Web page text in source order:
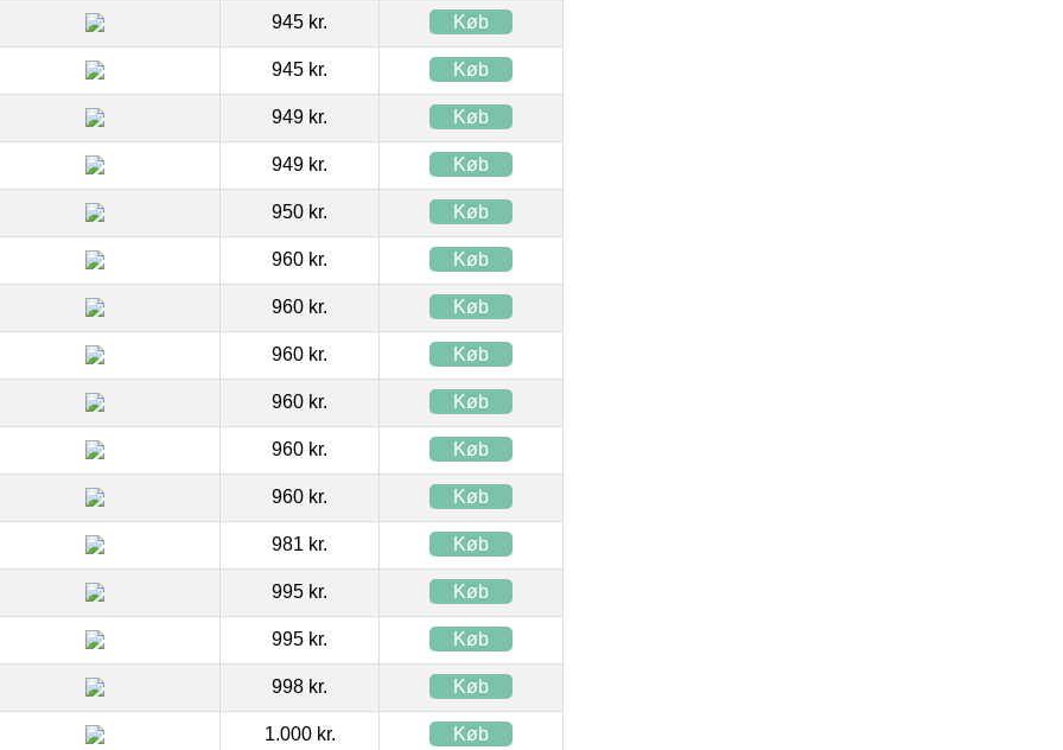
945 kr. Køb
945 kr. Køb
949 kr. Køb
949 kr. Køb
950 kr. Køb
960 kr. Køb
960 kr. Køb
960 kr. Køb
960 kr. Køb
960 kr. Køb
960 kr. Køb
981 kr. Køb
995 kr. Køb
995 kr. Køb
998 kr. Køb
1.000 kr. Køb